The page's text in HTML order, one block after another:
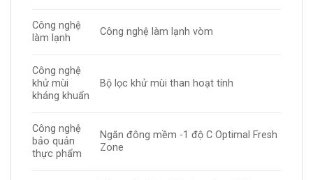
Công nghệ
làm lạnh
Công nghệ làm lạnh vòm
Công nghệ
khử mùi
kháng khuẩn
Bộ lọc khử mùi than hoạt tính
Công nghệ
bảo quản
thực phẩm
Ngăn đông mềm -1 độ C Optimal Fresh
Zone